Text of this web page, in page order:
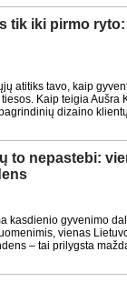
tik iki pirmo
atitiks tavo, kaip
Kaip teigia
dizaino
to nepastebi:
kasdienio gyvenimo
vienas
– tai prilygsta